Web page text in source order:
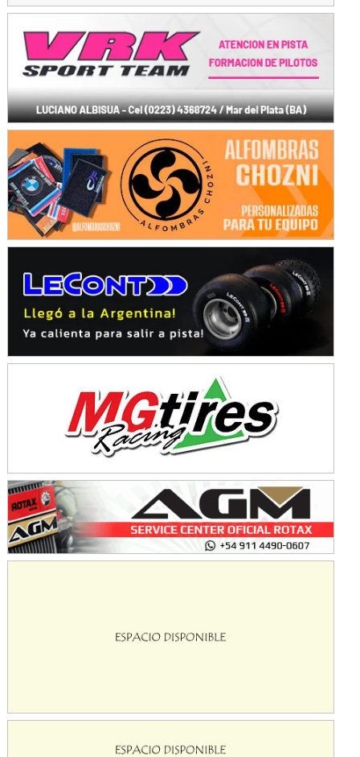
KDO - F6
Ciudad de Trenque Lauquen (Asfalto)
Trenque Lauquen (Buenos Aires)
ENTRERRIANO - F6 (POSTERGADA)
Parque de la Velocidad (Asfalto)
Villaguay (Entre Ríos)
VICTORIENSE - F7
El Cerro (Tierra)
Victoria (Entre Ríos)
PATAGONICO - F6
Moto Club Reginense (Tierra)
Gral. E. Godoy (Río Negro)
CSK - F7
Juventud Unida (Tierra)
Humboldt (Santa Fe)
NORESTE SANTAFESINO - F6
Ciudad de Avellaneda (Asfalto)
SUR SANTAFESINO - F4
José Samuel Sánchez (Tierra)
Rufino (Santa Fe)
Juan Navarro (Asfalto)
El Timbó (Tucumán)